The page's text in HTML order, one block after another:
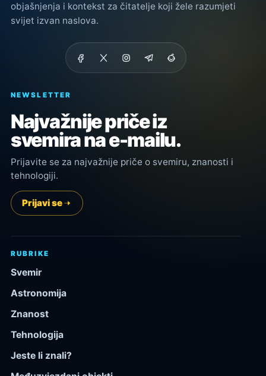
objašnjenja i kontekst za čitatelje koji žele razumjeti
svijet izvan naslova.
NEWSLETTER
Najvažnije priče iz
svemira na e-mailu.
Prijavite se za najvažnije priče o svemiru, znanosti i
tehnologiji.
Prijavi se
RUBRIKE
Svemir
Astronomija
Znanost
Tehnologija
Jeste li znali?